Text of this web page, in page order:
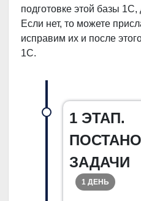
подготовке этой базы
Если нет, то можете
исправим их и после
1С.
1 ЭТАП.
ЗАДАЧИ
1 ДЕНЬ